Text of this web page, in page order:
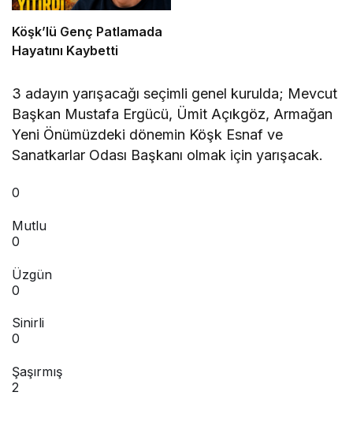
Köşk’lü Genç Patlamada
Hayatını Kaybetti
3 adayın yarışacağı seçimli genel kurulda; Mevcut
Başkan Mustafa Ergücü, Ümit Açıkgöz, Armağan
Yeni Önümüzdeki dönemin Köşk Esnaf ve
Sanatkarlar Odası Başkanı olmak için yarışacak.
0
Mutlu
0
Üzgün
0
Sinirli
0
Şaşırmış
2